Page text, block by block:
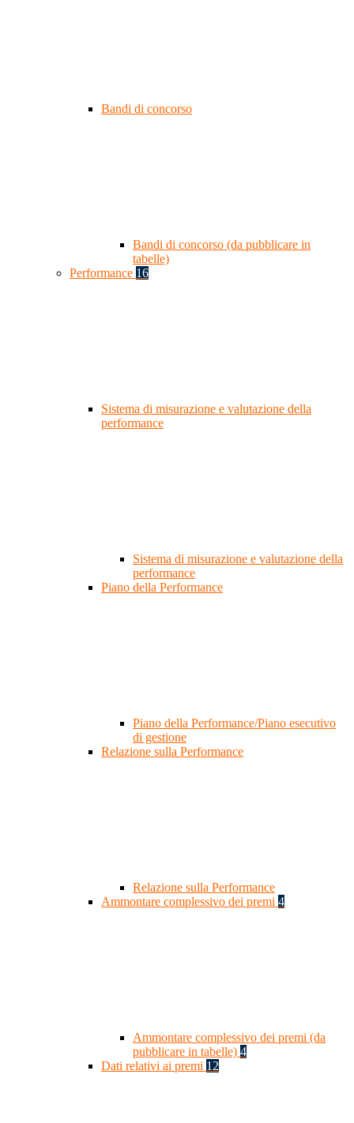
Bandi di concorso
Bandi di concorso (da pubblicare in
tabelle)
Performance 16
Sistema di misurazione e valutazione della
performance
Sistema di misurazione e valutazione della
performance
Piano della Performance
Piano della Performance/Piano esecutivo
di gestione
Relazione sulla Performance
Relazione sulla Performance
Ammontare complessivo dei premi 4
Ammontare complessivo dei premi (da
pubblicare in tabelle) 4
Dati relativi ai premi 12